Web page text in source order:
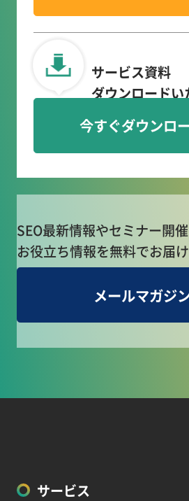
サービス資料
ダウンロード
今すぐダウンロ
SEO最新情報やセミナー開
お役立ち情報を無料でお届け
メールマガジ
サービス